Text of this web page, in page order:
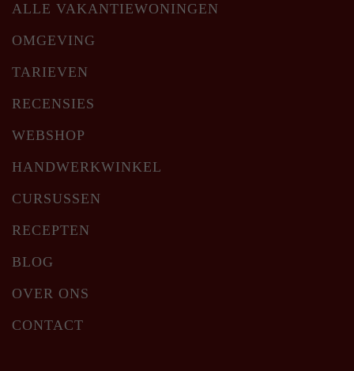
ALLE VAKANTIEWONINGEN
OMGEVING
TARIEVEN
RECENSIES
WEBSHOP
HANDWERKWINKEL
CURSUSSEN
RECEPTEN
BLOG
OVER ONS
CONTACT